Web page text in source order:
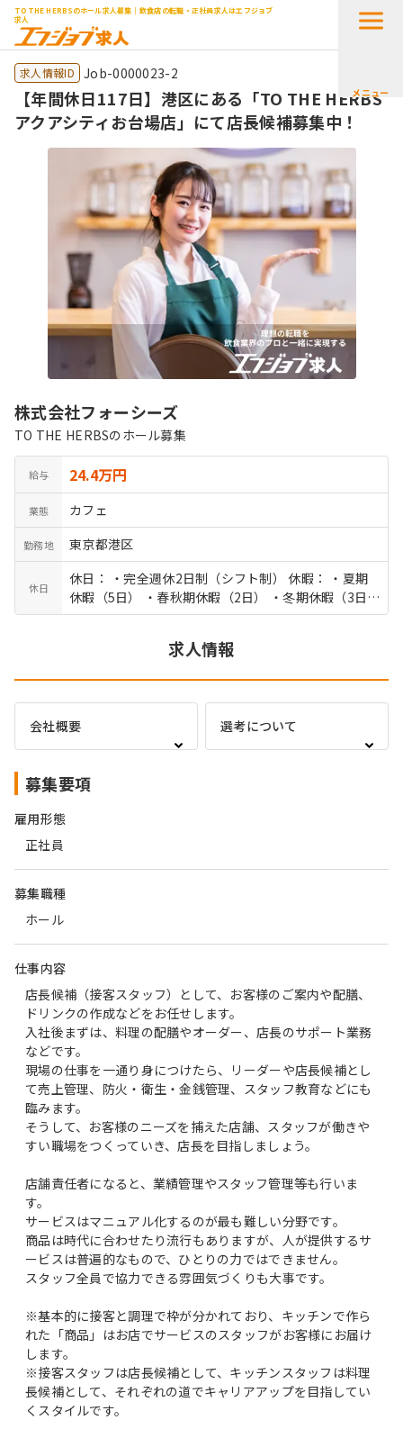
TO THE HERBSのホール求人募集｜飲食店の転職・正社員求人はエフジョブ
求人
メニュー
【年間休日117日】港区にある「TO THE HERBS
アクアシティお台場店」にて店長候補募集中！
求人情報ID Job-0000023-2
株式会社フォーシーズ
TO THE HERBSのホール募集
給与 24.4万円
業態 カフェ
勤務地 東京都港区
休日
休日： ・完全週休2日制（シフト制） 休暇： ・夏期
休暇（5日） ・春秋期休暇（2日） ・冬期休暇（3日）
・年次有給休暇 ・慶弔休暇
求人情報
会社概要 選考について
募集要項
雇用形態
正社員
募集職種
ホール
仕事内容
店長候補（接客スタッフ）として、お客様のご案内や配膳、
ドリンクの作成などをお任せします。
入社後まずは、料理の配膳やオーダー、店長のサポート業務
などです。
現場の仕事を一通り身につけたら、リーダーや店長候補とし
て売上管理、防火・衛生・金銭管理、スタッフ教育などにも
臨みます。
そうして、お客様のニーズを捕えた店舗、スタッフが働きや
すい職場をつくっていき、店長を目指しましょう。
店舗責任者になると、業績管理やスタッフ管理等も行いま
す。
サービスはマニュアル化するのが最も難しい分野です。
商品は時代に合わせたり流行もありますが、人が提供するサ
ービスは普遍的なもので、ひとりの力ではできません。
スタッフ全員で協力できる雰囲気づくりも大事です。
※基本的に接客と調理で枠が分かれており、キッチンで作ら
れた「商品」はお店でサービスのスタッフがお客様にお届け
します。
※接客スタッフは店長候補として、キッチンスタッフは料理
長候補として、それぞれの道でキャリアアップを目指してい
くスタイルです。